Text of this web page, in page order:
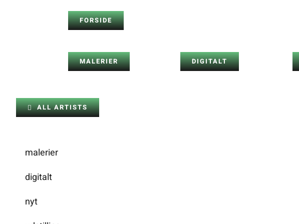
FORSIDE
MALERIER DIGITALT
ALL ARTISTS
malerier
digitalt
nyt